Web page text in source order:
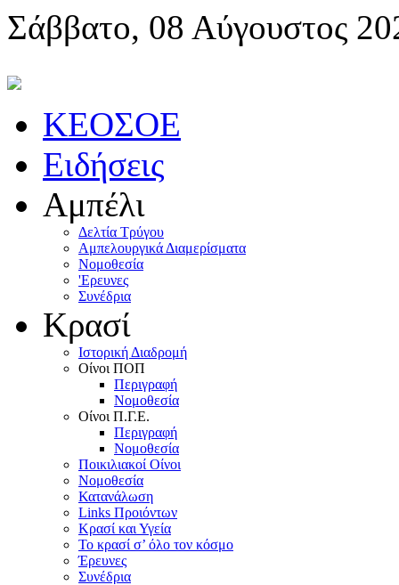
Σάββατο, 08 Αύγουστος
KEOΣOE
Ειδήσεις
Αμπέλι
Δελτία Τρύγου
Αμπελουργικά Διαμερίσματα
Nομοθεσία
'Eρευνες
Συνέδρια
Κρασί
Iστορική Διαδρομή
Oίνοι ΠOΠ
Περιγραφή
Nομοθεσία
Oίνοι Π.Γ.E.
Περιγραφή
Νομοθεσία
Ποικιλιακοί Oίνοι
Nομοθεσία
Κατανάλωση
Links Προιόντων
Κρασί και Υγεία
To κρασί σ’ όλο τον κόσμο
Έρευνες
Συνέδρια